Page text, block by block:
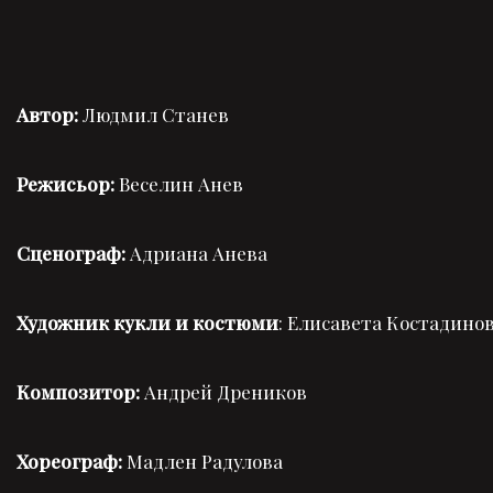
Автор:Людмил Станев
Режисьор:Веселин Анев
Сценограф: Адриана Анева
Художник кукли и костюми: Елисавета
Композитор: Андрей Дреников
Хореограф:Мадлен Радулова